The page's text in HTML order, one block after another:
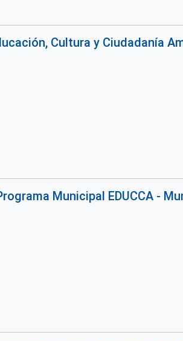
Cultura y Ciudadanía
Municipal EDUCCA -